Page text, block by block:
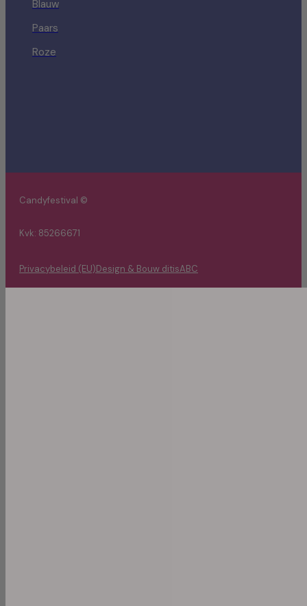
Blauw
Paars
Roze
Candyfestival ©
Kvk: 85266671
Privacybeleid (EU)Design & Bouw ditisABC